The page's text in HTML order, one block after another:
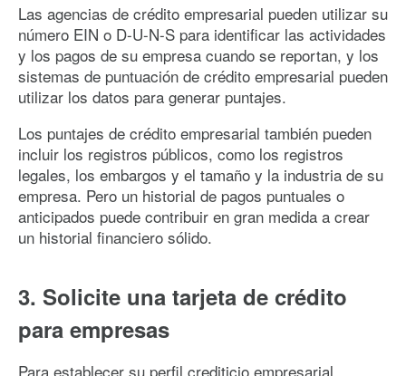
Las agencias de crédito empresarial pueden utilizar su
número EIN o D-U-N-S para identificar las actividades
y los pagos de su empresa cuando se reportan, y los
sistemas de puntuación de crédito empresarial pueden
utilizar los datos para generar puntajes.
Los puntajes de crédito empresarial también pueden
incluir los registros públicos, como los registros
legales, los embargos y el tamaño y la industria de su
empresa. Pero un historial de pagos puntuales o
anticipados puede contribuir en gran medida a crear
un historial financiero sólido.
3. Solicite una tarjeta de crédito
para empresas
Para establecer su perfil crediticio empresarial,